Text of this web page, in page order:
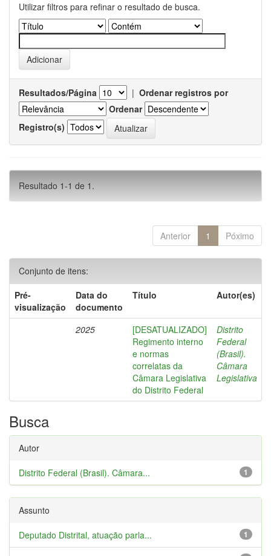
Utilizar filtros para refinar o resultado de busca.
Resultados/Página | Ordenar registros por
Ordenar
Registro(s)
Resultado 1-1 de 1.
Anterior 1 Póximo
Conjunto de itens:
Pré-
visualização
Data do
documento
Título Autor(es)
2025
[DESATUALIZADO]
Regimento interno
e normas
correlatas da
Câmara Legislativa
do Distrito Federal
Distrito
Federal
(Brasil).
Câmara
Legislativa
Busca
Autor
1
Distrito Federal (Brasil). Câmara...
Assunto
1
Deputado Distrital, atuação parla...